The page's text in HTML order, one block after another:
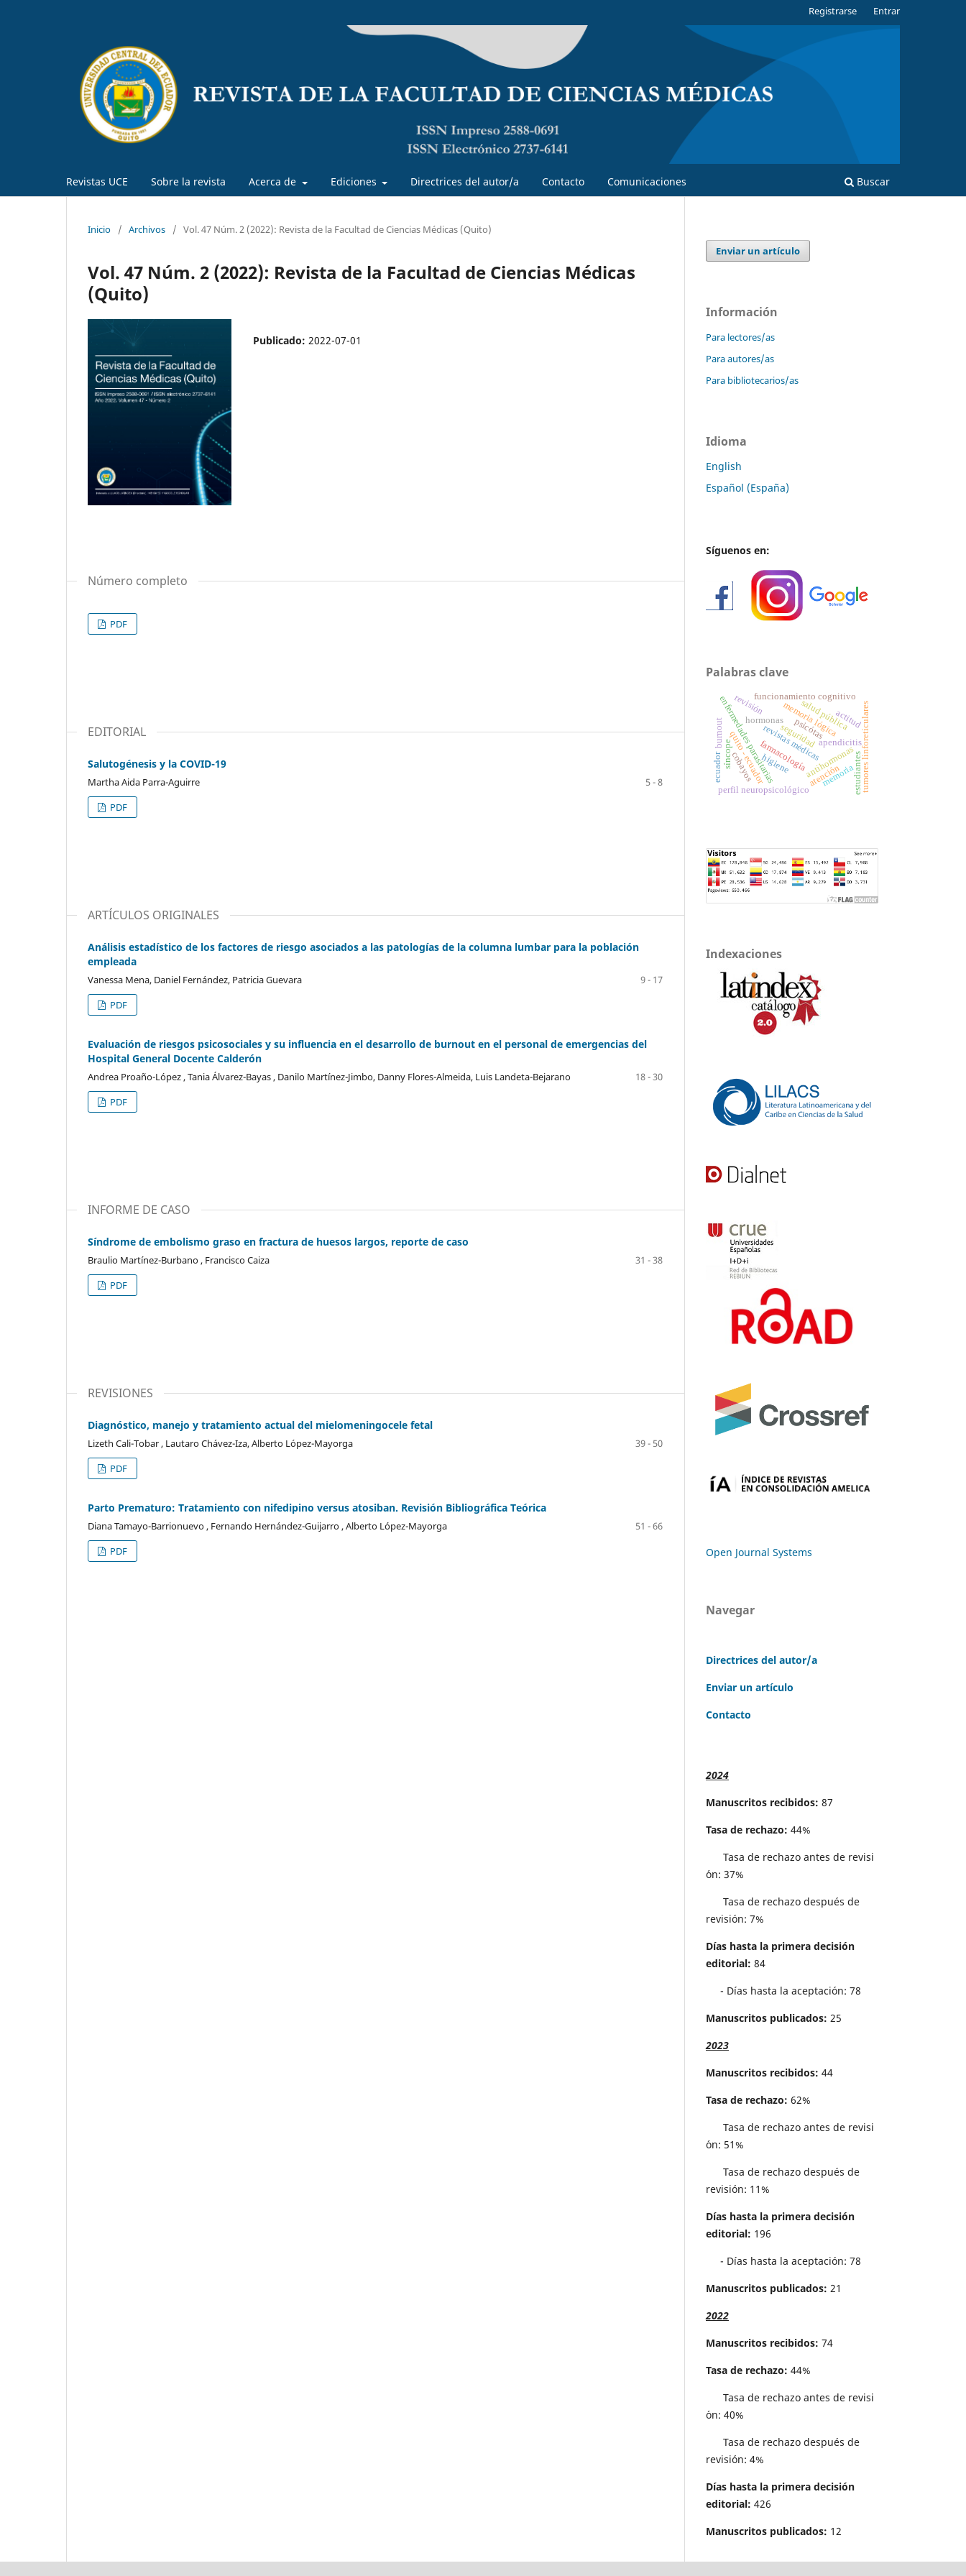
Revistas UCE Sobre la revista Acerca de Ediciones Directrices del autor/a Contacto Comunicaciones Buscar
Registrarse Entrar
Inicio / Archivos / Vol. 47 Núm. 2 (2022): Revista de la Facultad de Ciencias Médicas (Quito)
Vol. 47 Núm. 2 (2022): Revista de la Facultad de Ciencias Médicas
(Quito)
Publicado: 2022-07-01
Número completo
PDF
EDITORIAL
Salutogénesis y la COVID-19
Martha Aida Parra-Aguirre
5 - 8
PDF
ARTÍCULOS ORIGINALES
Análisis estadístico de los factores de riesgo asociados a las patologías de la columna lumbar para la población
empleada
Vanessa Mena, Daniel Fernández, Patricia Guevara
9 - 17
PDF
Evaluación de riesgos psicosociales y su influencia en el desarrollo de burnout en el personal de emergencias del
Hospital General Docente Calderón
Andrea Proaño-López , Tania Álvarez-Bayas , Danilo Martínez-Jimbo, Danny Flores-Almeida, Luis Landeta-Bejarano
18 - 30
PDF
INFORME DE CASO
Síndrome de embolismo graso en fractura de huesos largos, reporte de caso
Braulio Martínez-Burbano , Francisco Caiza
31 - 38
PDF
REVISIONES
Diagnóstico, manejo y tratamiento actual del mielomeningocele fetal
Lizeth Cali-Tobar , Lautaro Chávez-Iza, Alberto López-Mayorga
39 - 50
PDF
Parto Prematuro: Tratamiento con nifedipino versus atosiban. Revisión Bibliográfica Teórica
Diana Tamayo-Barrionuevo , Fernando Hernández-Guijarro , Alberto López-Mayorga
51 - 66
PDF
Enviar un artículo
Información
Para lectores/as
Para autores/as
Para bibliotecarios/as
Idioma
English
Español (España)
Síguenos en:
Palabras clave
memoria lógica
antihormonas
hormonas
farmacología
revistas médicas
enfermedades parasitarias apendicitistumores linforeticulares
quito - ecuador
perfil neuropsicológico
atención
memoria
funcionamiento cognitivo
psicótas
síncope
seguridad
ecuador
salud públicaactitud
higiene estudiantes
burnout
revisión
cobayos
Indexaciones
Open Journal Systems
Navegar
Directrices del autor/a
Enviar un artículo
Contacto
2024
Manuscritos recibidos: 87
Tasa de rechazo: 44%
Tasa de rechazo antes de revisi
´on: 37%
Tasa de rechazo después de
revisión: 7%
Días hasta la primera decisión
editorial: 84
- Días hasta la aceptación: 78
Manuscritos publicados: 25
2023
Manuscritos recibidos: 44
Tasa de rechazo: 62%
Tasa de rechazo antes de revisi
´on: 51%
Tasa de rechazo después de
revisión: 11%
Días hasta la primera decisión
editorial: 196
- Días hasta la aceptación: 78
Manuscritos publicados: 21
2022
Manuscritos recibidos: 74
Tasa de rechazo: 44%
Tasa de rechazo antes de revisi
´on: 40%
Tasa de rechazo después de
revisión: 4%
Días hasta la primera decisión
editorial: 426
Manuscritos publicados: 12